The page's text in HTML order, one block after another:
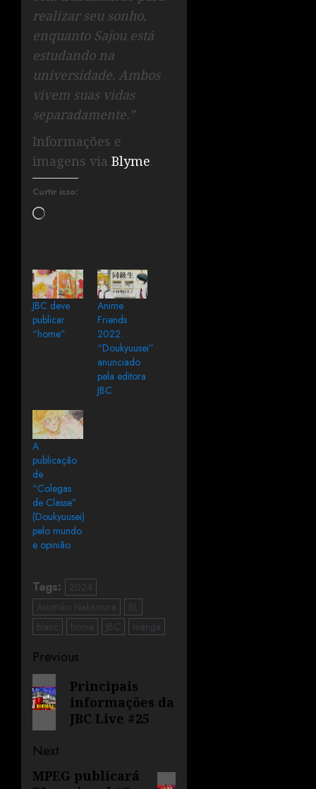
realizar seu sonho,
enquanto Sajou está
estudando na
universidade. Ambos
vivem suas vidas
separadamente.”
Informações e
imagens via Blyme.
Curtir isso:
JBC deve
publicar
“home”
Anime
Friends
2022:
“Doukyuusei”
anunciado
pela editora
JBC
A
publicação
de
“Colegas
de Classe”
(Doukyuusei)
pelo mundo
e opinião
Tags:
2024
Asumiko Nakamura
BL
blanc
home JBC manga
Previous
Principais
informações da
JBC Live #25
Next
MPEG publicará